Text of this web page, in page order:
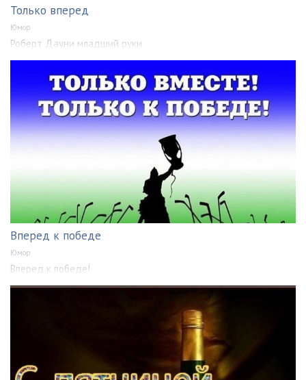
Только вперед
Юмор
Роберт Дауни младший руки
Вперед к победе
Юмор
Вперед к победе!